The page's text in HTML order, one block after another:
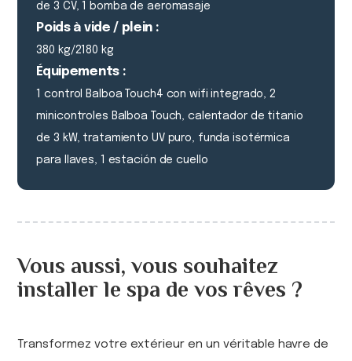
de 3 CV, 1 bomba de aeromasaje
Poids à vide / plein :
380 kg/2180 kg
Équipements :
1 control Balboa Touch4 con wifi integrado, 2
minicontroles Balboa Touch, calentador de titanio
de 3 kW, tratamiento UV puro, funda isotérmica
para llaves, 1 estación de cuello
Vous aussi, vous souhaitez
installer le spa de vos rêves ?
Transformez votre extérieur en un véritable havre de